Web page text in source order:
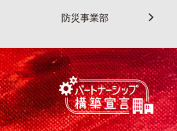
防災事業部